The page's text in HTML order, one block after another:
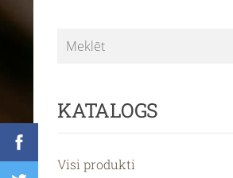
KATALOGS
Visi produkti